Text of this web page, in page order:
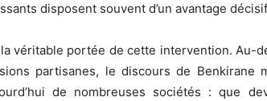
disposent souvent d’un avantage
véritable portée de cette intervention. Au-
partisanes, le discours de Benkirane
de nombreuses sociétés : que